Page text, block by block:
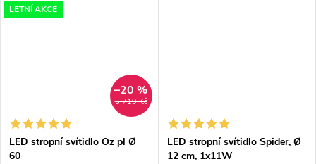
technologií. Designové svítidlo...
LETNÍ AKCE
5 719 Kč
–20 %
LED stropní svítidlo Oz pl Ø
60
LED stropní svítidlo Spider, Ø
12 cm, 1x11W